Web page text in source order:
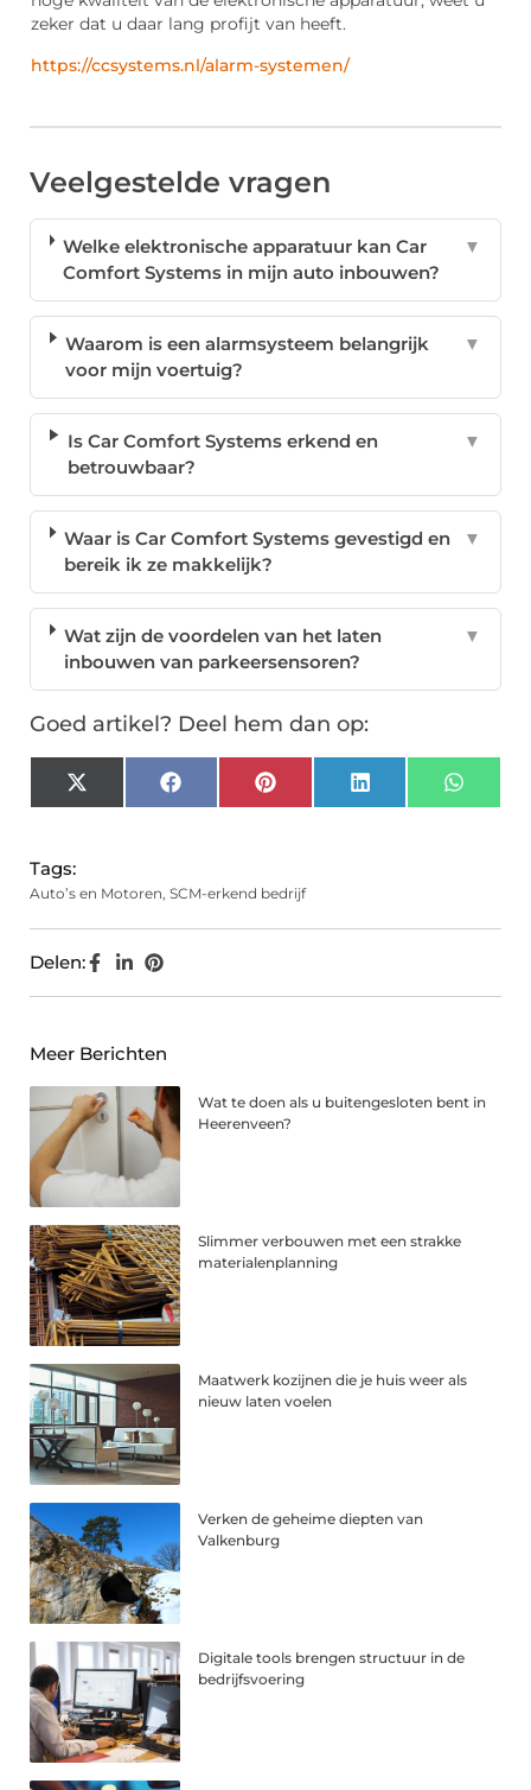
zeker dat u daar lang profijt van heeft.
https://ccsystems.nl/alarm-systemen/
Veelgestelde vragen
Welke elektronische apparatuur kan Car
Comfort Systems in mijn auto inbouwen?
▼
Waarom is een alarmsysteem belangrijk
voor mijn voertuig?
▼
Is Car Comfort Systems erkend en
betrouwbaar?
▼
Waar is Car Comfort Systems gevestigd en
bereik ik ze makkelijk?
▼
Wat zijn de voordelen van het laten
inbouwen van parkeersensoren?
▼
Goed artikel? Deel hem dan op:
X
(Twitter)
FacebookPinterest LinkedIn
Tags:
Auto’s en Motoren, SCM-erkend bedrijf
Delen:
Meer Berichten
Wat te doen als u buitengesloten bent in
Heerenveen?
Slimmer verbouwen met een strakke
materialenplanning
Maatwerk kozijnen die je huis weer als
nieuw laten voelen
Verken de geheime diepten van
Valkenburg
Digitale tools brengen structuur in de
bedrijfsvoering